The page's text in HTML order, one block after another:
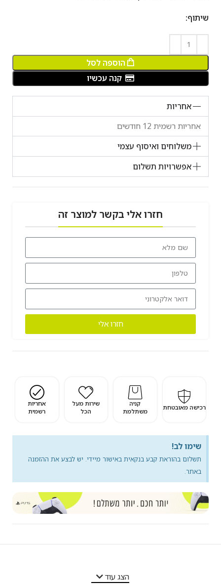
שיתוף:
הוספה לסל
קנה עכשיו
אחריות
אחריות רשמית 12 חודשים
משלוחים ואיסוף עצמי
אפשרויות תשלום
חזרו אלי בקשר למוצר זה
חזרו אלי
רכישה מאובטחת
קניה
משתלמת
שירות מעל
הכל
אחריות
רשמית
שימו לב!
תשלום בהוראת קבע בנקאית באישור מיידי. יש לבצע את ההזמנה
באתר.
הצג עוד